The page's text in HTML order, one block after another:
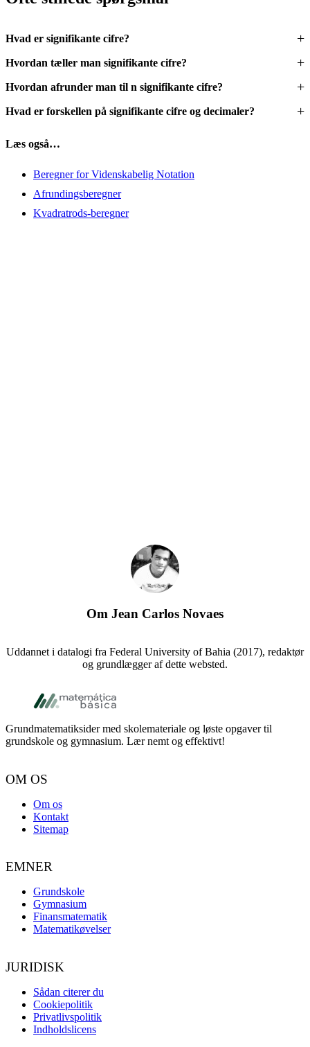
Hvad er signifikante cifre?
Hvordan tæller man signifikante cifre?
Hvordan afrunder man til n signifikante cifre?
Hvad er forskellen på signifikante cifre og decimaler?
Læs også…
Beregner for Videnskabelig Notation
Afrundingsberegner
Kvadratrods-beregner
Om Jean Carlos Novaes
Uddannet i datalogi fra Federal University of Bahia (2017), redaktør
og grundlægger af dette websted.
Sidefod
Grundmatematiksider med skolemateriale og løste opgaver til
grundskole og gymnasium. Lær nemt og effektivt!
OM OS
Om os
Kontakt
Sitemap
EMNER
Grundskole
Gymnasium
Finansmatematik
Matematikøvelser
JURIDISK
Sådan citerer du
Cookiepolitik
Privatlivspolitik
Indholdslicens